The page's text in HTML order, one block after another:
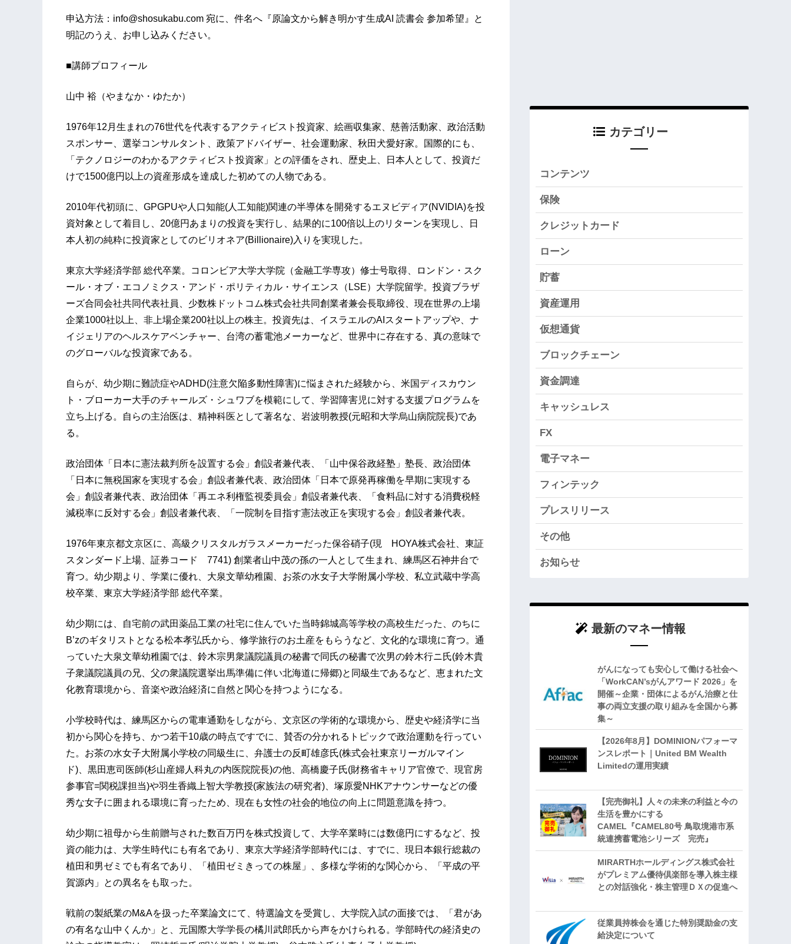
申込方法：info@shosukabu.com 宛に、件名へ『原論文から解き明かす生成AI 読書会 参加希望』と
明記のうえ、お申し込みください。
■講師プロフィール
山中 裕（やまなか・ゆたか）
1976年12月生まれの76世代を代表するアクティビスト投資家、絵画収集家、慈善活動家、政治活動
スポンサー、選挙コンサルタント、政策アドバイザー、社会運動家、秋田犬愛好家。国際的にも、
「テクノロジーのわかるアクティビスト投資家」との評価をされ、歴史上、日本人として、投資だ
けで1500億円以上の資産形成を達成した初めての人物である。
2010年代初頭に、GPGPUや人口知能(人工知能)関連の半導体を開発するエヌビディア(NVIDIA)を投
資対象として着目し、20億円あまりの投資を実行し、結果的に100倍以上のリターンを実現し、日
本人初の純粋に投資家としてのビリオネア(Billionaire)入りを実現した。
東京大学経済学部 総代卒業。コロンビア大学大学院（金融工学専攻）修士号取得、ロンドン・スク
ール・オブ・エコノミクス・アンド・ポリティカル・サイエンス（LSE）大学院留学。投資ブラザ
ーズ合同会社共同代表社員、少数株ドットコム株式会社共同創業者兼会長取締役、現在世界の上場
企業1000社以上、非上場企業200社以上の株主。投資先は、イスラエルのAIスタートアップや、ナ
イジェリアのヘルスケアベンチャー、台湾の蓄電池メーカーなど、世界中に存在する、真の意味で
のグローバルな投資家である。
自らが、幼少期に難読症やADHD(注意欠陥多動性障害)に悩まされた経験から、米国ディスカウン
ト・ブローカー大手のチャールズ・シュワブを模範にして、学習障害児に対する支援プログラムを
立ち上げる。自らの主治医は、精神科医として著名な、岩波明教授(元昭和大学烏山病院院長)であ
る。
政治団体「日本に憲法裁判所を設置する会」創設者兼代表、「山中保谷政経塾」塾長、政治団体
「日本に無税国家を実現する会」創設者兼代表、政治団体「日本で原発再稼働を早期に実現する
会」創設者兼代表、政治団体「再エネ利権監視委員会」創設者兼代表、「食料品に対する消費税軽
減税率に反対する会」創設者兼代表、「一院制を目指す憲法改正を実現する会」創設者兼代表。
1976年東京都文京区に、高級クリスタルガラスメーカーだった保谷硝子(現 HOYA株式会社、東証
スタンダード上場、証券コード 7741) 創業者山中茂の孫の一人として生まれ、練馬区石神井台で
育つ。幼少期より、学業に優れ、大泉文華幼稚園、お茶の水女子大学附属小学校、私立武蔵中学高
校卒業、東京大学経済学部 総代卒業。
幼少期には、自宅前の武田薬品工業の社宅に住んでいた当時錦城高等学校の高校生だった、のちに
B’zのギタリストとなる松本孝弘氏から、修学旅行のお土産をもらうなど、文化的な環境に育つ。通
っていた大泉文華幼稚園では、鈴木宗男衆議院議員の秘書で同氏の秘書で次男の鈴木行ニ氏(鈴木貴
子衆議院議員の兄、父の衆議院選挙出馬準備に伴い北海道に帰郷)と同級生であるなど、恵まれた文
化教育環境から、音楽や政治経済に自然と関心を持つようになる。
小学校時代は、練馬区からの電車通勤をしながら、文京区の学術的な環境から、歴史や経済学に当
初から関心を持ち、かつ若干10歳の時点ですでに、賛否の分かれるトピックで政治運動を行ってい
た。お茶の水女子大附属小学校の同級生に、弁護士の反町雄彦氏(株式会社東京リーガルマイン
ド)、黒田恵司医師(杉山産婦人科丸の内医院院長)の他、高橋慶子氏(財務省キャリア官僚で、現官房
参事官=関税課担当)や羽生香織上智大学教授(家族法の研究者)、塚原愛NHKアナウンサーなどの優
秀な女子に囲まれる環境に育ったため、現在も女性の社会的地位の向上に問題意識を持つ。
幼少期に祖母から生前贈与された数百万円を株式投資して、大学卒業時には数億円にするなど、投
資の能力は、大学生時代にも有名であり、東京大学経済学部時代には、すでに、現日本銀行総裁の
植田和男ゼミでも有名であり、「植田ゼミきっての株屋」、多様な学術的な関心から、「平成の平
賀源内」との異名をも取った。
戦前の製紙業のM&Aを扱った卒業論文にて、特選論文を受賞し、大学院入試の面接では、「君があ
の有名な山中くんか」と、元国際大学学長の橘川武郎氏から声をかけられる。学部時代の経済史の
カテゴリー
コンテンツ
保険
クレジットカード
ローン
貯蓄
資産運用
仮想通貨
ブロックチェーン
資金調達
キャッシュレス
FX
電子マネー
フィンテック
プレスリリース
その他
お知らせ
最新のマネー情報
がんになっても安心して働ける社会へ
「WorkCAN’sがんアワード 2026」を
開催～企業・団体によるがん治療と仕
事の両立支援の取り組みを全国から募
集～
【2026年8月】DOMINIONパフォーマ
ンスレポート｜United BM Wealth
Limitedの運用実績
【完売御礼】人々の未来の利益と今の
生活を豊かにする
CAMEL『CAMEL80号 鳥取境港市系
統連携蓄電池シリーズ 完売』
MIRARTHホールディングス株式会社
がプレミアム優待倶楽部を導入株主様
との対話強化・株主管理ＤＸの促進へ
従業員持株会を通じた特別奨励金の支
給決定について